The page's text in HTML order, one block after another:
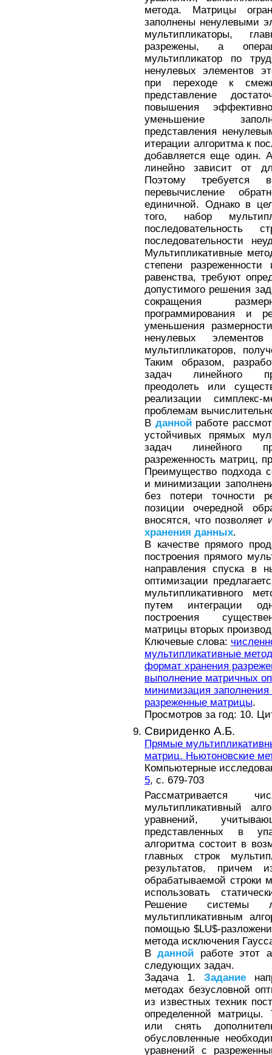
метода. Матрицы
заполнены ненулевыми
мультипликаторы,
разрежены, а
мультипликатор по
ненулевых элементов
при переходе к
представление
повышения
уменьшение
представления
итерации алгоритма к
добавляется еще один.
линейно зависит от
Поэтому требуется
перевычисление
единичной. Однако в
того, набор
последовательность
последовательности
Мультипликативные
степени
равенства, требуют
допустимого решения
сокращения
программирования и
уменьшения
ненулевых
мультипликаторов,
Таким образом,
задач линейного
преодолеть или
реализации симплекс-
проблемам
В даннойработе
устойчивых прямых
задач линейного
разреженность матриц,
Преимущество подхода
и минимизации
без потери точности
позиции очередной
вносятся, что позволяет
хранения данных.
В качестве прямого
построения прямого
направления спуска в
оптимизации
мультипликативного
путем интеграции
построения
матрицы вторых
Ключевые слова:
мультипликативные
формат хранения
выполнение матричных
минимизация заполнения
разреженные матрицы.
Просмотров за год: 10.
Свириденко А.Б.
Прямые
матриц. Ньютоновские
Компьютерные
5, с. 679-703
Рассматривается
мультипликативный
уравнений,
представленных в
алгоритма состоит в
главных строк
результатов, причем
обрабатываемой строки
использовать
Решение системы
мультипликативным
помощью $LU$-
метода исключения
Вданной работе этот
следующих задач.
Задача 1. Задание
методах безусловной
из известных техник
определенной матрицы.
или снять
обусловленные
уравнений с